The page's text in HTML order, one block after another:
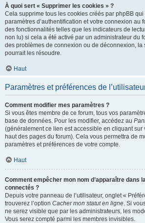
À quoi sert « Supprimer les cookies » ?
Cela supprime tous les cookies créés par phpBB
paramètres d’authentification et votre connexion au
des fonctionnalités telles que les indicateurs de
non lu) si cela a été activé par un administrateur du
des problèmes de connexion ou de déconnexion, la
pourrait les résoudre.
Haut
Paramètres et préférences de
Comment modifier mes paramètres ?
Si vous êtes membre de ce forum, tous vos
base de données. Pour les modifier, accédez au
(généralement ce lien est accessible en cliquant sur
haut des pages du forum). Cela vous permettra de
paramètres et préférences de votre compte.
Haut
Comment empêcher mon nom d’apparaître dans
connectés ?
Depuis votre panneau de l’utilisateur, onglet «
trouverez l’option Cacher mon statut en ligne. Si
ne serez visible que par les administrateurs, les
Vous serez compté parmi les membres invisibles.